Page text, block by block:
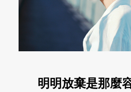
明明放棄是那麼